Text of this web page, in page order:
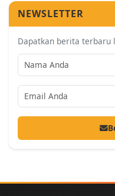
NEWSLETTER
Dapatkan berita terbaru